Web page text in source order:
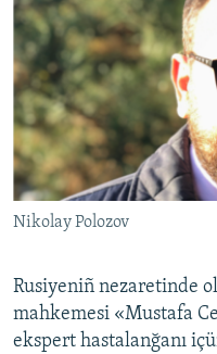
BLOGLAR
FİKİR
Русский
Українською
QOŞULIÑIZ!
RFE/RS bütün saytları
Nikolay Polozov
Rusiyeniñ nezaretinde
mahkemesi «Mustafa
ekspert hastalanğanı